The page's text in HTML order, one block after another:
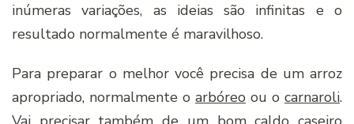
inúmeras variações, as ideias são infinitas e o
resultado normalmente é maravilhoso.
Para preparar o melhor você precisa de um arroz
apropriado, normalmente o arbóreo ou o carnaroli.